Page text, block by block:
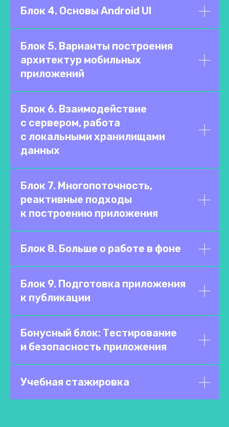
Блок 4. Основы Android UI
Блок 5. Варианты построения
архитектур мобильных
приложений
Блок 6. Взаимодействие
с сервером, работа
с локальными хранилищами
данных
Блок 7. Многопоточность,
реактивные подходы
к построению приложения
Блок 8. Больше о работе в фоне
Блок 9. Подготовка приложения
к публикации
Бонусный блок: Тестирование
и безопасность приложения
Учебная стажировка